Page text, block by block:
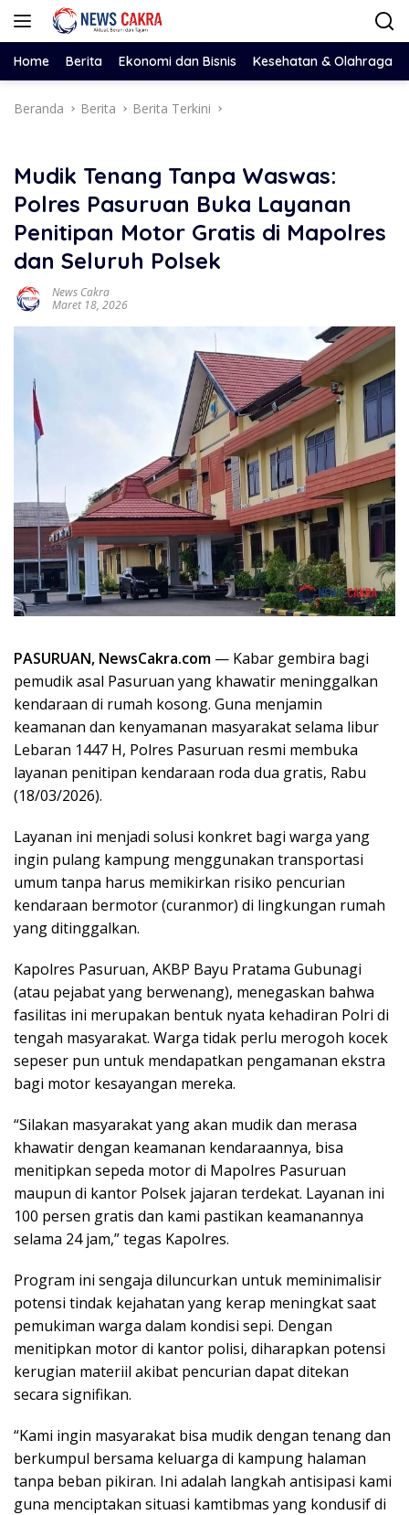
Langsung
Home Berita Ekonomi dan Bisnis Kesehatan & Olahraga
Beranda Berita Berita Terkini
Mudik Tenang Tanpa Waswas:
Polres Pasuruan Buka Layanan
Penitipan Motor Gratis di Mapolres
dan Seluruh Polsek
News Cakra
Maret 18, 2026
PASURUAN, NewsCakra.com — Kabar gembira bagi
pemudik asal Pasuruan yang khawatir meninggalkan
kendaraan di rumah kosong. Guna menjamin
keamanan dan kenyamanan masyarakat selama libur
Lebaran 1447 H, Polres Pasuruan resmi membuka
layanan penitipan kendaraan roda dua gratis, Rabu
(18/03/2026).
Layanan ini menjadi solusi konkret bagi warga yang
ingin pulang kampung menggunakan transportasi
umum tanpa harus memikirkan risiko pencurian
kendaraan bermotor (curanmor) di lingkungan rumah
yang ditinggalkan.
Kapolres Pasuruan, AKBP Bayu Pratama Gubunagi
(atau pejabat yang berwenang), menegaskan bahwa
fasilitas ini merupakan bentuk nyata kehadiran Polri di
tengah masyarakat. Warga tidak perlu merogoh kocek
sepeser pun untuk mendapatkan pengamanan ekstra
bagi motor kesayangan mereka.
“Silakan masyarakat yang akan mudik dan merasa
khawatir dengan keamanan kendaraannya, bisa
menitipkan sepeda motor di Mapolres Pasuruan
maupun di kantor Polsek jajaran terdekat. Layanan ini
100 persen gratis dan kami pastikan keamanannya
selama 24 jam,” tegas Kapolres.
Program ini sengaja diluncurkan untuk meminimalisir
potensi tindak kejahatan yang kerap meningkat saat
pemukiman warga dalam kondisi sepi. Dengan
menitipkan motor di kantor polisi, diharapkan potensi
kerugian materiil akibat pencurian dapat ditekan
secara signifikan.
“Kami ingin masyarakat bisa mudik dengan tenang dan
berkumpul bersama keluarga di kampung halaman
tanpa beban pikiran. Ini adalah langkah antisipasi kami
guna menciptakan situasi kamtibmas yang kondusif di